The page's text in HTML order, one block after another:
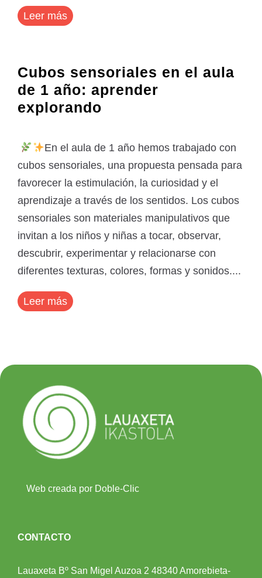
Leer más
Cubos sensoriales en el aula
de 1 año: aprender
explorando
En el aula de 1 año hemos trabajado con
cubos sensoriales, una propuesta pensada para
favorecer la estimulación, la curiosidad y el
aprendizaje a través de los sentidos. Los cubos
sensoriales son materiales manipulativos que
invitan a los niños y niñas a tocar, observar,
descubrir, experimentar y relacionarse con
diferentes texturas, colores, formas y sonidos....
Leer más
Web creada por Doble-Clic
CONTACTO
Lauaxeta Bº San Migel Auzoa 2 48340 Amorebieta-